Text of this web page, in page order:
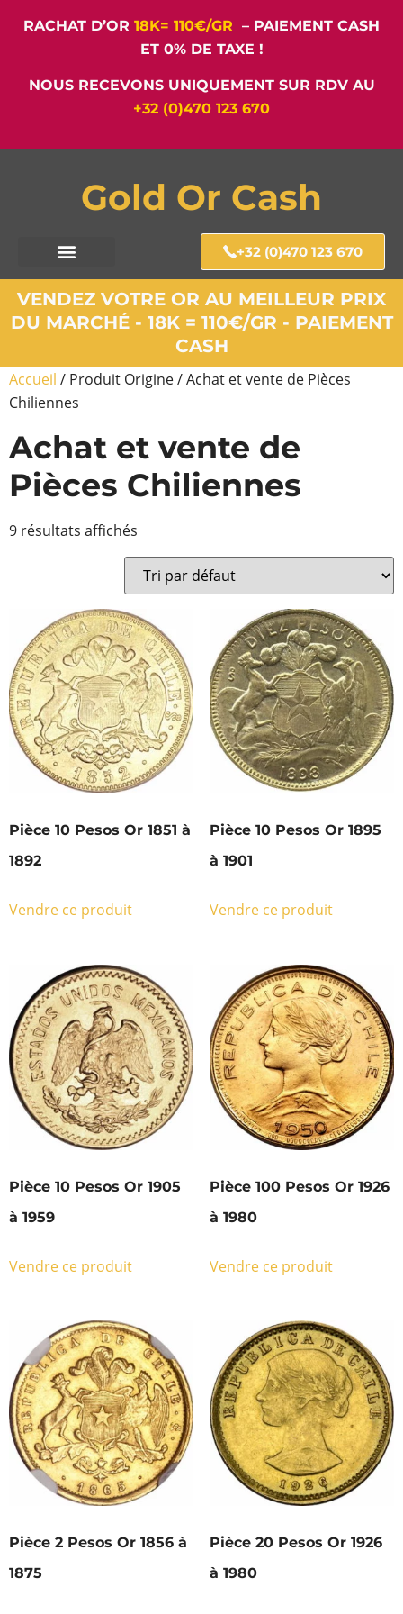
RACHAT D’OR 18K= 110€/GR – PAIEMENT CASH
ET 0% DE TAXE !
NOUS RECEVONS UNIQUEMENT SUR RDV AU
+32 (0)470 123 670
Gold Or Cash
+32 (0)470 123 670
VENDEZ VOTRE OR AU MEILLEUR PRIX
DU MARCHÉ - 18K = 110€/GR - PAIEMENT
CASH
Accueil / Produit Origine / Achat et vente de Pièces
Chiliennes
Achat et vente de
Pièces Chiliennes
9 résultats affichés
Pièce 10 Pesos Or 1851 à
1892
Vendre ce produit
Pièce 10 Pesos Or 1895
à 1901
Vendre ce produit
Pièce 10 Pesos Or 1905
à 1959
Vendre ce produit
Pièce 100 Pesos Or 1926
à 1980
Vendre ce produit
Pièce 2 Pesos Or 1856 à
1875
Pièce 20 Pesos Or 1926
à 1980